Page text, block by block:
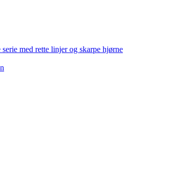
med rette linjer og skarpe hjørne